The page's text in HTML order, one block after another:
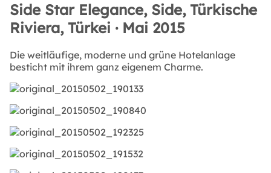
Side Star Elegance, Side, Türkische
Riviera, Türkei · Mai 2015
Die weitläufige, moderne und grüne Hotelanlage
besticht mit ihrem ganz eigenem Charme.